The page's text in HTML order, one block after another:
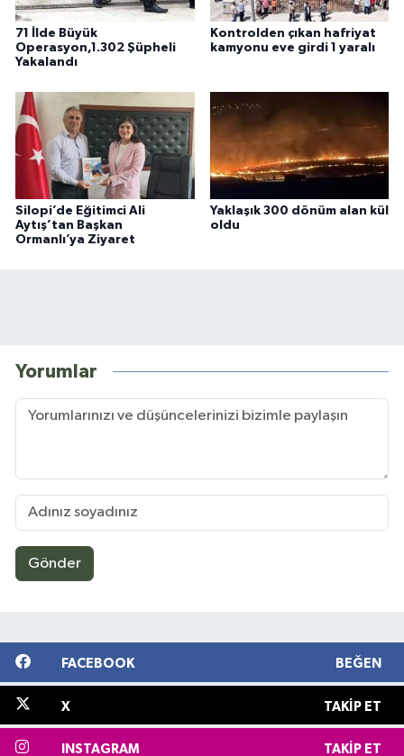
71 İlde Büyük
Operasyon,1.302 Şüpheli
Yakalandı
Kontrolden çıkan hafriyat
kamyonu eve girdi 1 yaralı
Silopi’de Eğitimci Ali
Aytış’tan Başkan
Ormanlı’ya Ziyaret
Yaklaşık 300 dönüm alan kül
oldu
Yorumlar
Gönder
FACEBOOK BEĞEN
X TAKIP ET
INSTAGRAM TAKIP ET